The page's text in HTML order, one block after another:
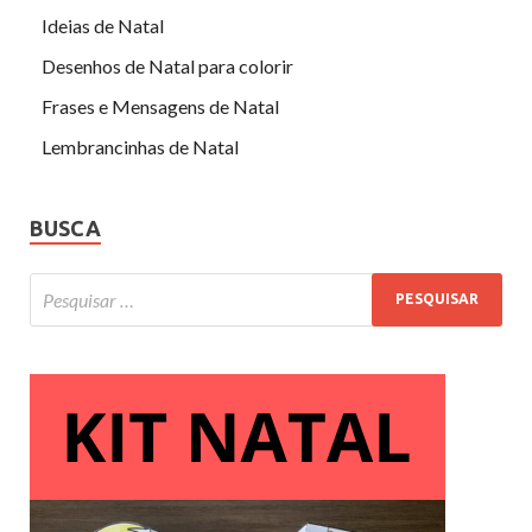
Ideias de Natal
Desenhos de Natal para colorir
Frases e Mensagens de Natal
Lembrancinhas de Natal
BUSCA